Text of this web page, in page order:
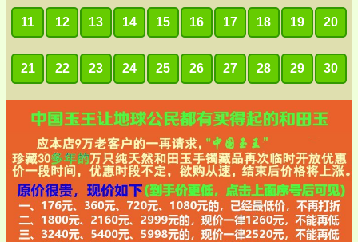
11 12 13 14 15 16 17 18 19 20
21 22 23 24 25 26 27 28 29 30